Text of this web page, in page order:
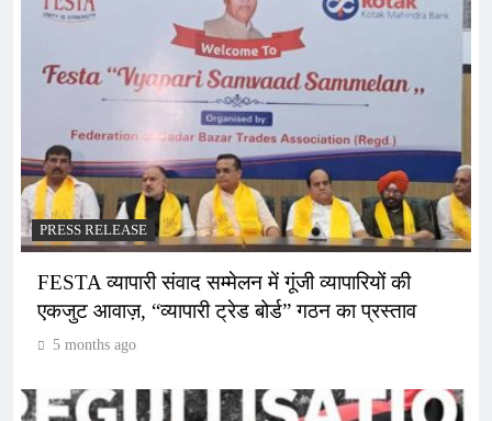
PRESS RELEASE
FESTA व्यापारी संवाद सम्मेलन में गूंजी व्यापारियों की
एकजुट आवाज़, “व्यापारी ट्रेड बोर्ड” गठन का प्रस्ताव
5 months ago